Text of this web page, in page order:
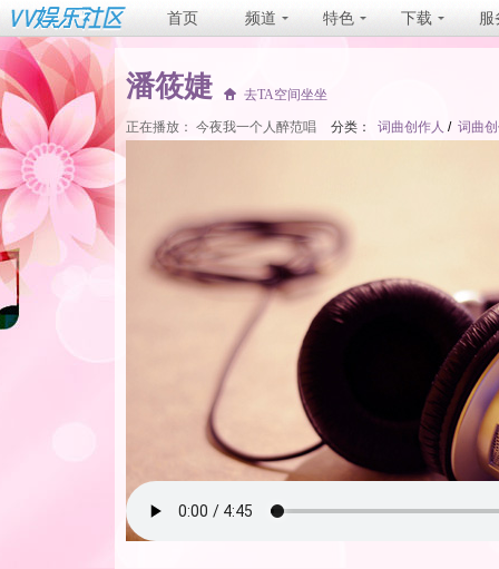
首页 频道 特色 下载 服
潘筱婕 去TA空间坐坐
正在播放： 今夜我一个人醉范唱 分类： 词曲创作人 / 词曲